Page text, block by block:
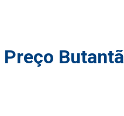
Butantã